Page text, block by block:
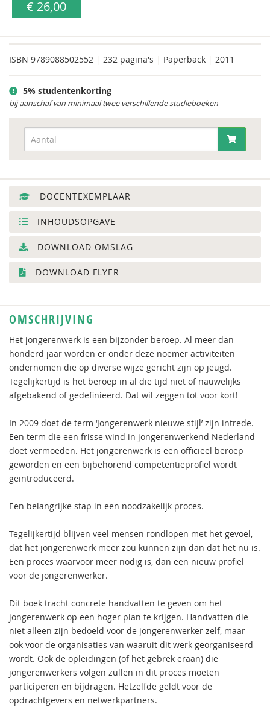
€ 26,00
ISBN 9789088502552 232 pagina's Paperback 2011
5% studentenkorting
bij aanschaf van minimaal twee verschillende studieboeken
DOCENTEXEMPLAAR
INHOUDSOPGAVE
DOWNLOAD OMSLAG
DOWNLOAD FLYER
OMSCHRIJVING
Het jongerenwerk is een bijzonder beroep. Al meer dan
honderd jaar worden er onder deze noemer activiteiten
ondernomen die op diverse wijze gericht zijn op jeugd.
Tegelijkertijd is het beroep in al die tijd niet of nauwelijks
afgebakend of gedefinieerd. Dat wil zeggen tot voor kort!
In 2009 doet de term ‘Jongerenwerk nieuwe stijl’ zijn intrede.
Een term die een frisse wind in jongerenwerkend Nederland
doet vermoeden. Het jongerenwerk is een officieel beroep
geworden en een bijbehorend competentieprofiel wordt
geïntroduceerd.
Een belangrijke stap in een noodzakelijk proces.
Tegelijkertijd blijven veel mensen rondlopen met het gevoel,
dat het jongerenwerk meer zou kunnen zijn dan dat het nu is.
Een proces waarvoor meer nodig is, dan een nieuw profiel
voor de jongerenwerker.
Dit boek tracht concrete handvatten te geven om het
jongerenwerk op een hoger plan te krijgen. Handvatten die
niet alleen zijn bedoeld voor de jongerenwerker zelf, maar
ook voor de organisaties van waaruit dit werk georganiseerd
wordt. Ook de opleidingen (of het gebrek eraan) die
jongerenwerkers volgen zullen in dit proces moeten
participeren en bijdragen. Hetzelfde geldt voor de
opdrachtgevers en netwerkpartners.